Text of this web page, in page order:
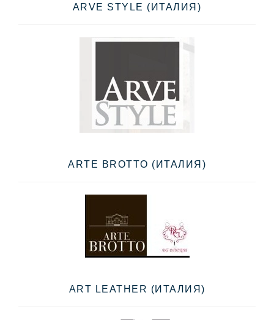
ARVE STYLE (ИТАЛИЯ)
ARTE BROTTO (ИТАЛИЯ)
ART LEATHER (ИТАЛИЯ)